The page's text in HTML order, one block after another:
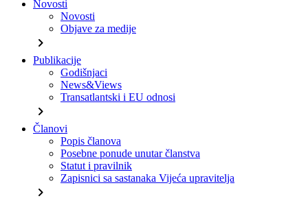
Novosti
Novosti
Objave za medije
chevron_right
Publikacije
Godišnjaci
News&Views
Transatlantski i EU odnosi
chevron_right
Članovi
Popis članova
Posebne ponude unutar članstva
Statut i pravilnik
Zapisnici sa sastanaka Vijeća upravitelja
chevron_right